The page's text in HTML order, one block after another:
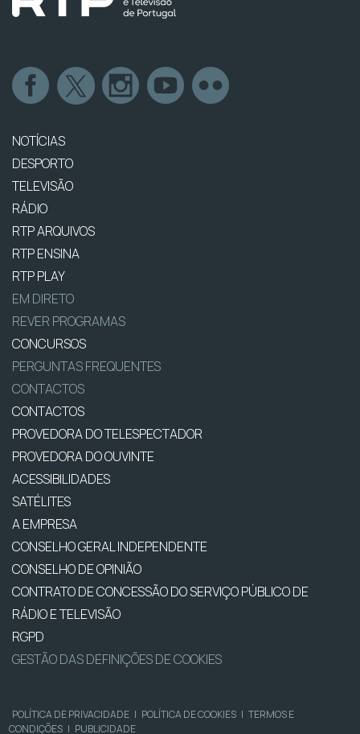
NOTÍCIAS
DESPORTO
TELEVISÃO
RÁDIO
RTP ARQUIVOS
RTP ENSINA
RTP PLAY
EM DIRETO
REVER PROGRAMAS
CONCURSOS
PERGUNTAS FREQUENTES
CONTACTOS
CONTACTOS
PROVEDORA DO TELESPECTADOR
PROVEDORA DO OUVINTE
ACESSIBILIDADES
SATÉLITES
A EMPRESA
CONSELHO GERAL INDEPENDENTE
CONSELHO DE OPINIÃO
CONTRATO DE CONCESSÃO DO SERVIÇO PÚBLICO DE
RÁDIO E TELEVISÃO
RGPD
GESTÃO DAS DEFINIÇÕES DE COOKIES
POLÍTICA DE PRIVACIDADE | POLÍTICA DE COOKIES | TERMOS E
CONDIÇÕES | PUBLICIDADE